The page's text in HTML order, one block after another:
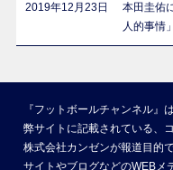
2019年12月23日
本田圭佑
人的事情
『フットボールチャンネル』
弊サイトに記載されている、
株式会社カンゼンが報道目的
サイトやブログなどのWEBメ